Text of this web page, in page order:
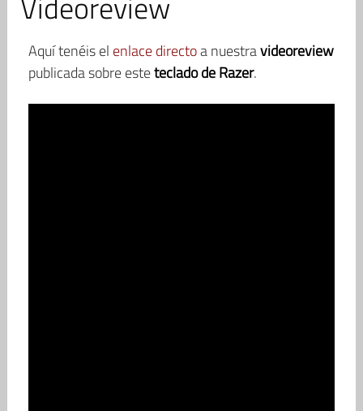
Aquí tenéis el enlace directoa nuestravideoreview
publicada sobre esteteclado de Razer.